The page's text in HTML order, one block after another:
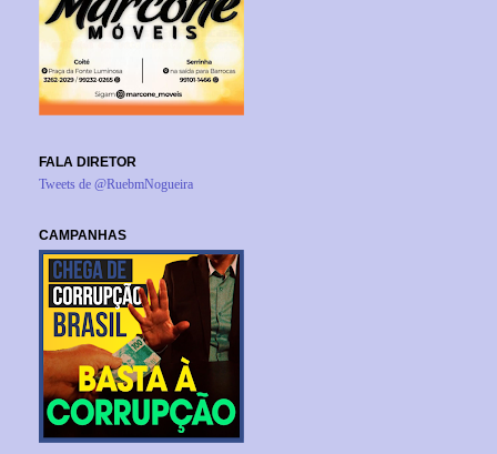
FALA DIRETOR
Tweets de @RuebmNogueira
CAMPANHAS